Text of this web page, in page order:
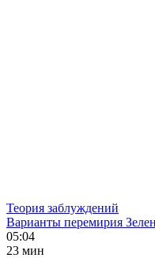
Теория заблуждений
Варианты перемирия
05:04
23 мин